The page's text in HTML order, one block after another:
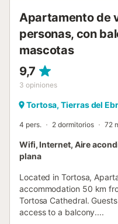
Apartamento de
personas, con
mascotas
9,7
3 opiniones
Tortosa, Tierras del
4 pers. 2 dormitorios 72
Wifi, Internet, Aire
plana
Located in Tortosa,
accommodation 50 km
Tortosa Cathedral.
access to a balcony....